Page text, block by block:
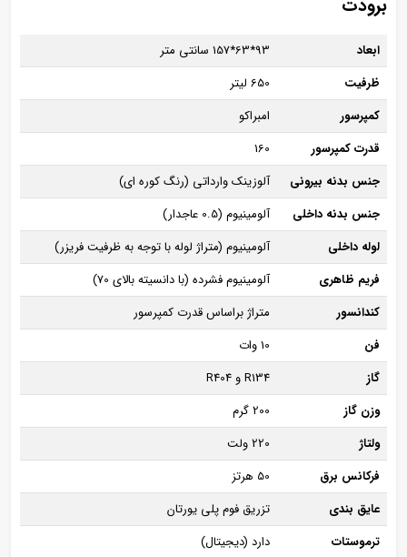
برودت
ابعاد
93*63*157 سانتی متر
ظرفیت
650 لیتر
کمپرسور
امبراکو
قدرت کمپرسور
160
جنس بدنه بیرونی
آلوزینک وارداتی (رنگ کوره ای)
جنس بدنه داخلی
آلومینیوم (0.5 عاجدار)
لوله داخلی
آلومینیوم (متراژ لوله با توجه به ظرفیت فریزر)
فریم ظاهری
آلومینیوم فشرده (با دانسیته بالای 70)
کندانسور
متراژ براساس قدرت کمپرسور
فن
10 وات
گاز
R134 و R404
وزن گاز
200 گرم
ولتاژ
220 ولت
فرکانس برق
50 هرتز
عایق بندی
تزریق فوم پلی یورتان
ترموستات
دارد (دیجیتال)